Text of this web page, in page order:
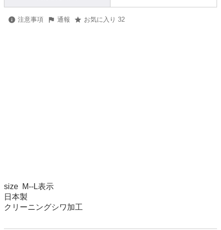
注意事項 通報 お気に入り 32
size  M--L表示
日本製
クリーニングシワ加工